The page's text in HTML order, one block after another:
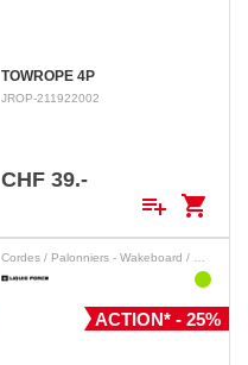
TOWROPE 4P
JROP-211922002
CHF 39.-
playlist_add shopping_cart
Cordes / Palonniers - Wakeboard / Wakesurf
ACTION* - 25%